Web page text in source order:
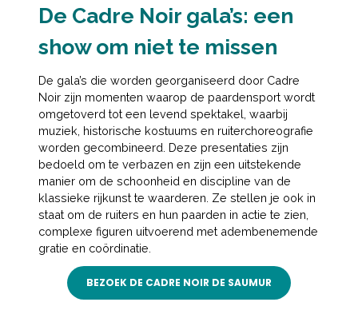
De Cadre Noir gala’s: een
show om niet te missen
De gala’s die worden georganiseerd door Cadre
Noir zijn momenten waarop de paardensport wordt
omgetoverd tot een levend spektakel, waarbij
muziek, historische kostuums en ruiterchoreografie
worden gecombineerd. Deze presentaties zijn
bedoeld om te verbazen en zijn een uitstekende
manier om de schoonheid en discipline van de
klassieke rijkunst te waarderen. Ze stellen je ook in
staat om de ruiters en hun paarden in actie te zien,
complexe figuren uitvoerend met adembenemende
gratie en coördinatie.
BEZOEK DE CADRE NOIR DE SAUMUR